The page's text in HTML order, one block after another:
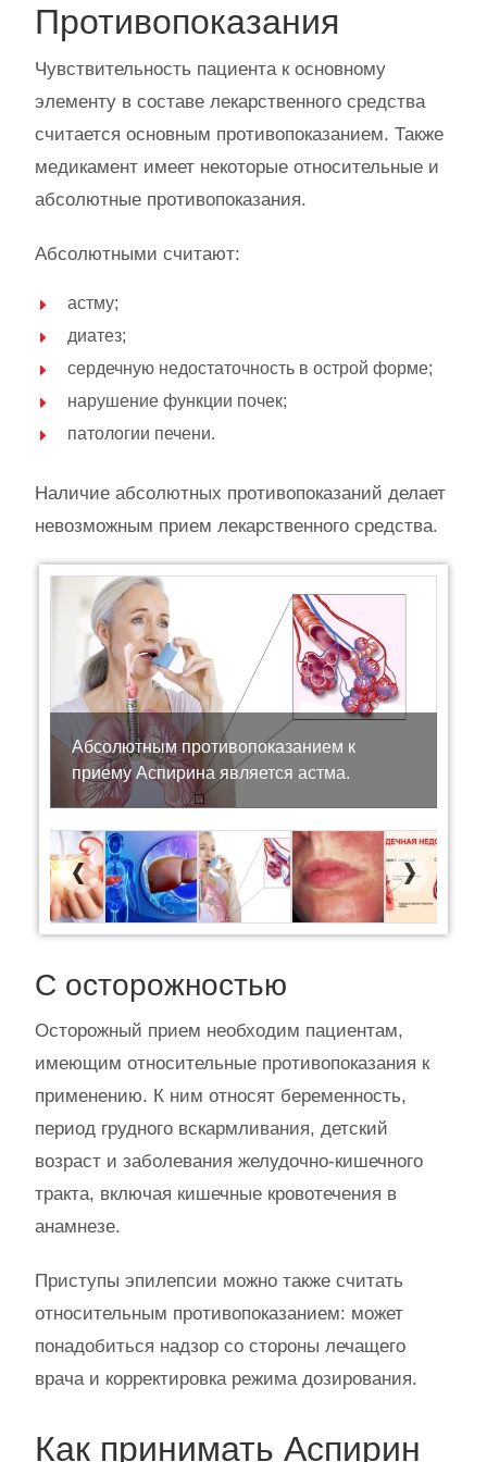
Противопоказания
Чувствительность пациента к основному
элементу в составе лекарственного средства
считается основным противопоказанием. Также
медикамент имеет некоторые относительные и
абсолютные противопоказания.
Абсолютными считают:
астму;
диатез;
сердечную недостаточность в острой форме;
нарушение функции почек;
патологии печени.
Наличие абсолютных противопоказаний делает
невозможным прием лекарственного средства.
Абсолютным противопоказанием к
приему Аспирина является астма.
Previous Next
С осторожностью
Осторожный прием необходим пациентам,
имеющим относительные противопоказания к
применению. К ним относят беременность,
период грудного вскармливания, детский
возраст и заболевания желудочно-кишечного
тракта, включая кишечные кровотечения в
анамнезе.
Приступы эпилепсии можно также считать
относительным противопоказанием: может
понадобиться надзор со стороны лечащего
врача и корректировка режима дозирования.
Как принимать Аспирин